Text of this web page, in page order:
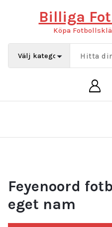
Billiga
Köpa
Feyenoord
eget nam